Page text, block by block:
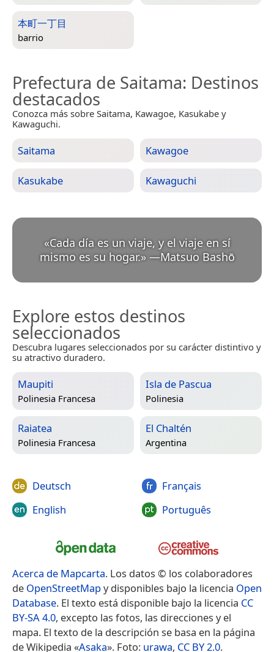
本町一丁目
barrio
Prefectura de Saitama: Destinos
destacados
Conozca más sobre Saitama, Kawagoe, Kasukabe y
Kawaguchi.
Saitama Kawagoe
Kasukabe Kawaguchi
«Cada día es un viaje, y el viaje en sí
mismo es su hogar.» —Matsuo Bashō
Explore estos destinos
seleccionados
Descubra lugares seleccionados por su carácter distintivo y
su atractivo duradero.
Maupiti
Polinesia Francesa
Isla de Pascua
Polinesia
Raiatea
Polinesia Francesa
El Chaltén
Argentina
Deutsch
English
Français
Português
Acerca de Mapcarta. Los datos © los colaboradores
de OpenStreetMapy disponibles bajo la licencia Open
Database. El texto está disponible bajo la licencia CC
BY-SA 4.0, excepto las fotos, las direcciones y el
mapa. El texto de la descripción se basa en la página
de Wikipedia «Asaka». Foto: urawa, CC BY 2.0.